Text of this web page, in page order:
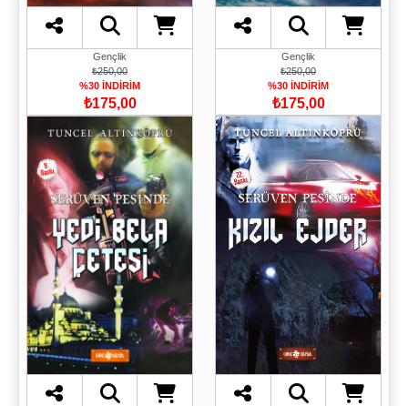
Gençlik
₺250,00
%30 İNDİRİM
₺175,00
Gençlik
₺250,00
%30 İNDİRİM
₺175,00